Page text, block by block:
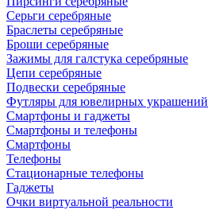
Серьги серебряные
Браслеты серебряные
Броши серебряные
Зажимы для галстука серебряные
Цепи серебряные
Подвески серебряные
Футляры для ювелирных украшений
Смартфоны и гаджеты
Смартфоны и телефоны
Смартфоны
Телефоны
Стационарные телефоны
Гаджеты
Очки виртуальной реальности